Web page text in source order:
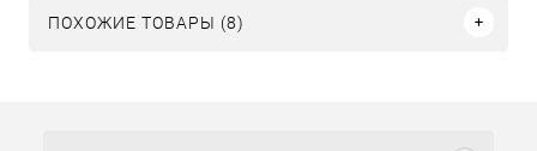
ПОХОЖИЕ ТОВАРЫ (8)